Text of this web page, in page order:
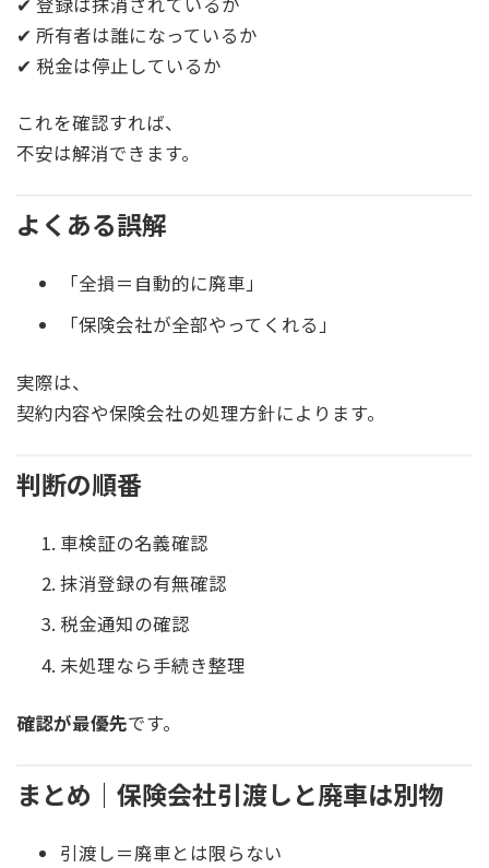
✔ 所有者は誰になっているか
✔ 税金は停止しているか
これを確認すれば、
不安は解消できます。
よくある誤解
「全損＝自動的に廃車」
「保険会社が全部やってくれる」
実際は、
契約内容や保険会社の処理方針によります。
判断の順番
車検証の名義確認
抹消登録の有無確認
税金通知の確認
未処理なら手続き整理
確認が最優先です。
まとめ｜保険会社引渡しと廃車は別物
引渡し＝廃車とは限らない